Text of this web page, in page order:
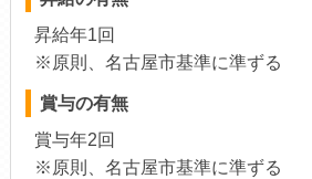
昇給年1回
※原則、名古屋市基準に準ずる
賞与の有無
賞与年2回
※原則、名古屋市基準に準ずる